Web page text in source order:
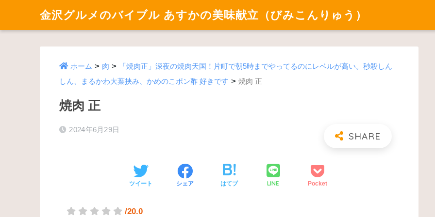
金沢グルメのバイブル あすかの美味献立（びみこんりゅう）
ホーム > 肉 >
「焼肉正」深夜の焼肉天国！片町で朝5時までやってるのにレベルが高い。秒殺しん
しん、まるかわ大葉挟み、かめのこポン酢 好きです > 焼肉 正
焼肉 正
2024年6月29日
ツイート シェア はてブ LINE Pocket
/20.0